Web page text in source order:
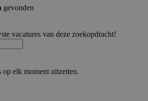
gevonden
vacatures van deze zoekopdracht!
op elk moment uitzetten.